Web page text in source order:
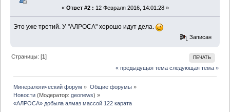
« Ответ #2 : 12 Февраля 2016, 14:01:28 »
Это уже третий. У "АЛРОСА" хорошо идут дела.
Записан
ПЕЧАТЬ
Страницы: [1]
« предыдущая тема следующая тема »
Минералогический форум » Общие форумы»
Новости (Модератор:geonews) »
«АЛРОСА» добыла алмаз массой 122 карата